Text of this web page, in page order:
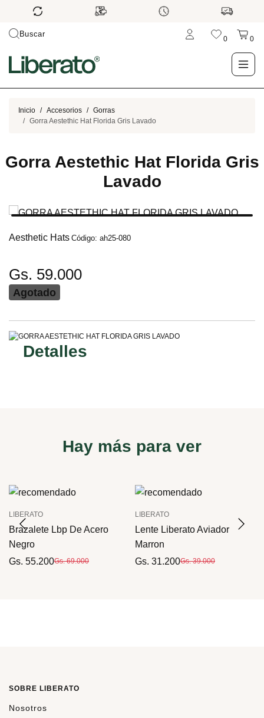
Buscar
0 0
LO NUEVO
BLOG
Inicio Accesorios
Gorras
Gorra Aestethic Hat Florida Gris Lavado
Gorra Aestethic Hat Florida Gris
Lavado
Aesthetic Hats Código: ah25-080
Gs. 59.000
Agotado
Detalles
Hay más para ver
LIBERATO
Brazalete Lbp De Acero
Negro
Gs. 55.200Gs. 69.000
LIBERATO
Lente Liberato Aviador
Marron
Gs. 31.200Gs. 39.000
SOBRE LIBERATO
Nosotros